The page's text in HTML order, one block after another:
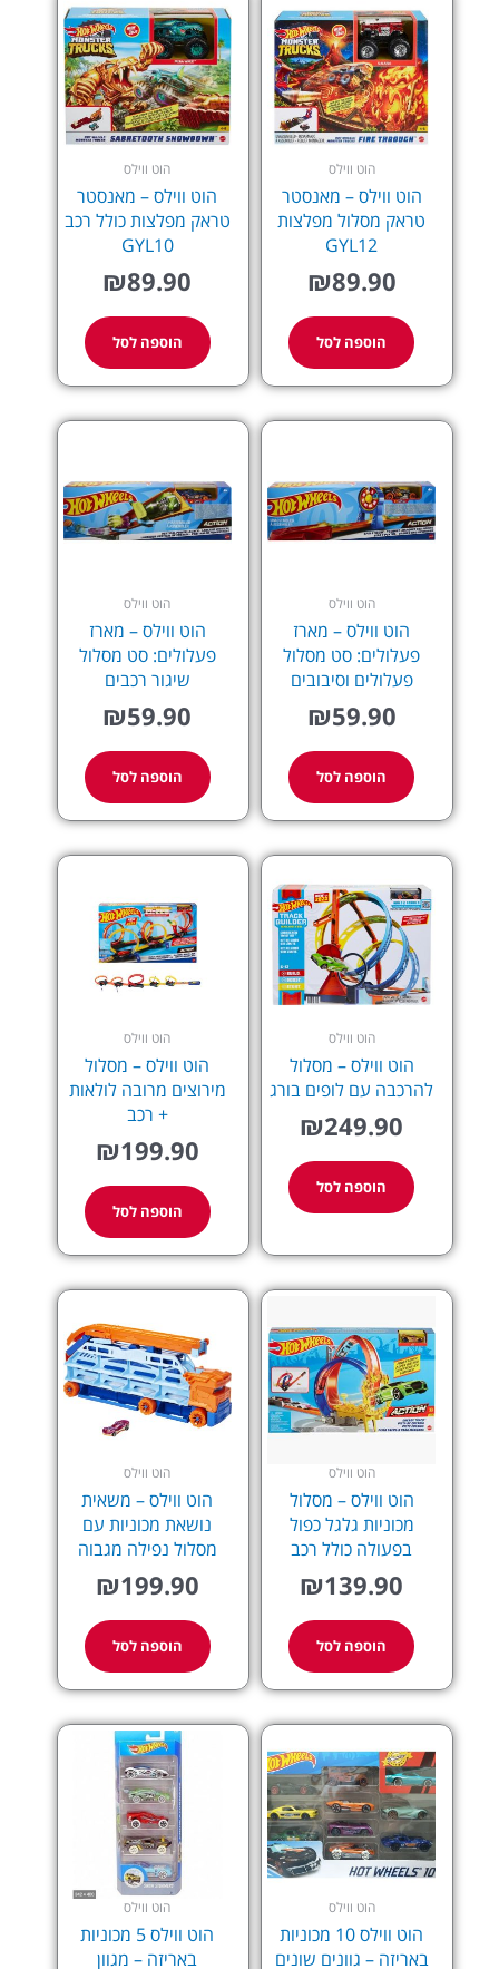
הוט ווילס
הוט ווילס – מאנסטר
טראק מסלול מפלצות
GYL12
₪89.90
הוספה לסל
הוט ווילס
הוט ווילס – מאנסטר
טראק מפלצות כולל רכב
GYL10
₪89.90
הוספה לסל
הוט ווילס
הוט ווילס – מארז
פעלולים: סט מסלול
פעלולים וסיבובים
₪59.90
הוספה לסל
הוט ווילס
הוט ווילס – מארז
פעלולים: סט מסלול
שיגור רכבים
₪59.90
הוספה לסל
הוט ווילס
הוט ווילס – מסלול
להרכבה עם לופים בורג
₪249.90
הוספה לסל
הוט ווילס
הוט ווילס – מסלול
מירוצים מרובה לולאות
+ רכב
₪199.90
הוספה לסל
הוט ווילס
הוט ווילס – מסלול
מכוניות גלגל כפול
בפעולה כולל רכב
₪139.90
הוספה לסל
הוט ווילס
הוט ווילס – משאית
נושאת מכוניות עם
מסלול נפילה מגבוה
₪199.90
הוספה לסל
הוט ווילס
הוט ווילס 10 מכוניות
באריזה – גוונים שונים
הוט ווילס
הוט ווילס 5 מכוניות
באריזה – מגוון